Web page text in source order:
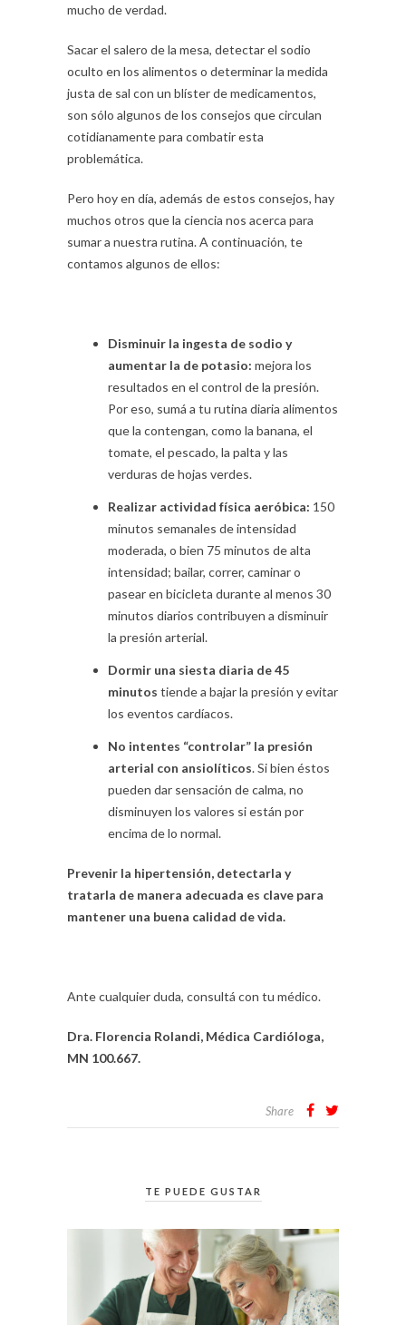
mucho de verdad.
Sacar el salero de la mesa, detectar el sodio
oculto en los alimentos o determinar la medida
justa de sal con un blíster de medicamentos,
son sólo algunos de los consejos que circulan
cotidianamente para combatir esta
problemática.
Pero hoy en día, además de estos consejos, hay
muchos otros que la ciencia nos acerca para
sumar a nuestra rutina. A continuación, te
contamos algunos de ellos:
Disminuir la ingesta de sodio y
aumentar la de potasio: mejora los
resultados en el control de la presión.
Por eso, sumá a tu rutina diaria alimentos
que la contengan, como la banana, el
tomate, el pescado, la palta y las
verduras de hojas verdes.
Realizar actividad física aeróbica: 150
minutos semanales de intensidad
moderada, o bien 75 minutos de alta
intensidad; bailar, correr, caminar o
pasear en bicicleta durante al menos 30
minutos diarios contribuyen a disminuir
la presión arterial.
Dormir una siesta diaria de 45
minutos tiende a bajar la presión y evitar
los eventos cardíacos.
No intentes “controlar” la presión
arterial con ansiolíticos. Si bien éstos
pueden dar sensación de calma, no
disminuyen los valores si están por
encima de lo normal.
Prevenir la hipertensión, detectarla y
tratarla de manera adecuada es clave para
mantener una buena calidad de vida.
Ante cualquier duda, consultá con tu médico.
Dra. Florencia Rolandi, Médica Cardióloga,
MN 100.667.
Share
TE PUEDE GUSTAR